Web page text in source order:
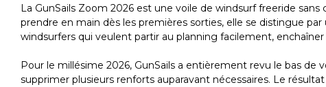
La GunSails Zoom 2026 est une voile de windsurf freeride
prendre en main dès les premières sorties, elle se distingue
windsurfers qui veulent partir au planning facilement,
Pour le millésime 2026, GunSails a entièrement revu le bas
supprimer plusieurs renforts auparavant nécessaires. Le